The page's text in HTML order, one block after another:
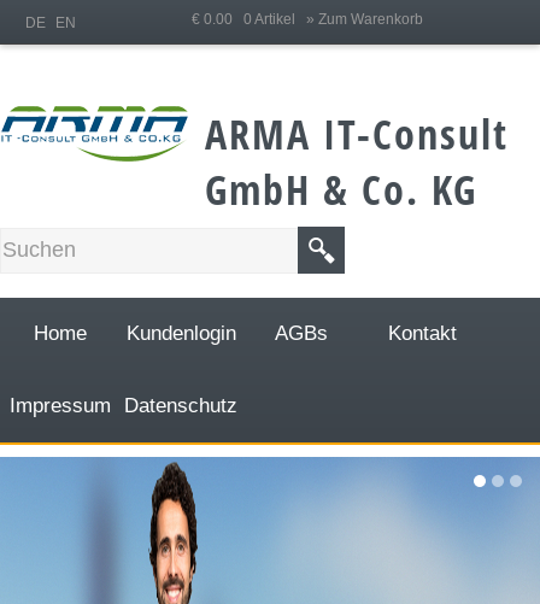
€ 0.00 0 Artikel » Zum Warenkorb
DE EN
ARMA IT-Consult
GmbH & Co. KG
Home Kundenlogin AGBs Kontakt
Impressum Datenschutz